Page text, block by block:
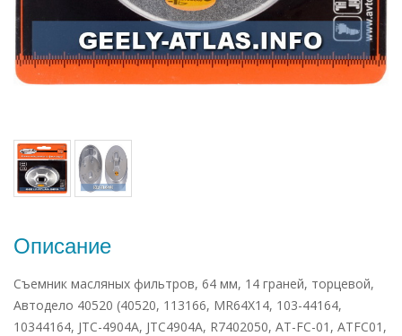
Описание
Съемник масляных фильтров, 64 мм, 14 граней, торцевой,
Автодело 40520 (40520, 113166, MR64X14, 103-44164,
10344164, JTC-4904A, JTC4904A, R7402050, AT-FC-01, ATFC01,